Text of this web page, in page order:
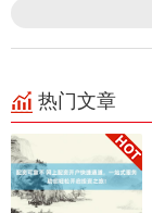
热门文章